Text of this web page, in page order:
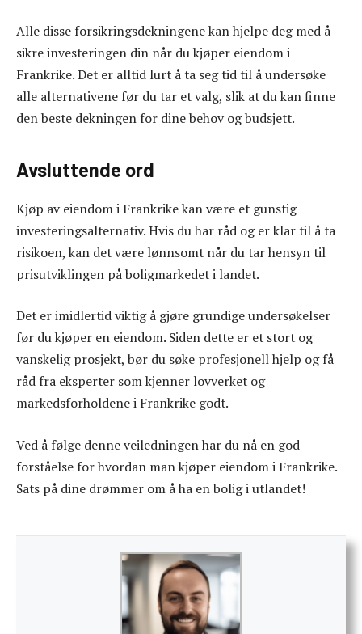
Alle disse forsikringsdekningene kan hjelpe deg med å
sikre investeringen din når du kjøper eiendom i
Frankrike. Det er alltid lurt å ta seg tid til å undersøke
alle alternativene før du tar et valg, slik at du kan finne
den beste dekningen for dine behov og budsjett.
Avsluttende ord
Kjøp av eiendom i Frankrike kan være et gunstig
investeringsalternativ. Hvis du har råd og er klar til å ta
risikoen, kan det være lønnsomt når du tar hensyn til
prisutviklingen på boligmarkedet i landet.
Det er imidlertid viktig å gjøre grundige undersøkelser
før du kjøper en eiendom. Siden dette er et stort og
vanskelig prosjekt, bør du søke profesjonell hjelp og få
råd fra eksperter som kjenner lovverket og
markedsforholdene i Frankrike godt.
Ved å følge denne veiledningen har du nå en god
forståelse for hvordan man kjøper eiendom i Frankrike.
Sats på dine drømmer om å ha en bolig i utlandet!